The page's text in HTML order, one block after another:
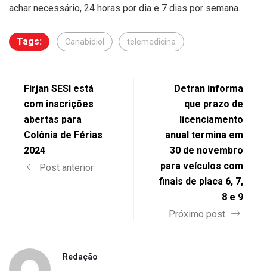
achar necessário, 24 horas por dia e 7 dias por semana.
Tags: Canabidiol telemedicina
Firjan SESI está
com inscrições
abertas para
Colônia de Férias
2024
Post anterior
Detran informa
que prazo de
licenciamento
anual termina em
30 de novembro
para veículos com
finais de placa 6, 7,
8 e 9
Próximo post
Redação